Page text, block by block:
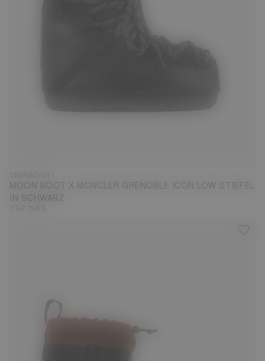
MOON BOOT X MONCLER GRENOBLE ICON LOW STIEFEL
IN SCHWARZ